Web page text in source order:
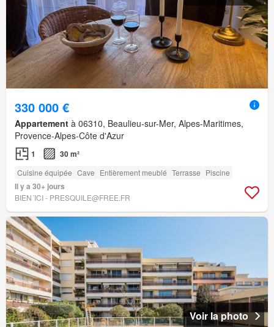
330 000 €
Appartement à 06310, Beaulieu-sur-Mer, Alpes-Maritimes,
Provence-Alpes-Côte d'Azur
1 30 m²
Cuisine équipée Cave Entièrement meublé Terrasse Piscine
Il y a 30+ jours
BIEN´ICI - PRESQUILE@FREE.FR
Voir la photo